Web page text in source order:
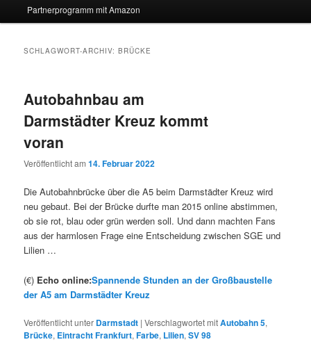
Partnerprogramm mit Amazon
SCHLAGWORT-ARCHIV:BRÜCKE
Autobahnbau am
Darmstädter Kreuz kommt
voran
Veröffentlicht am14. Februar 2022
Die Autobahnbrücke über die A5 beim Darmstädter Kreuz wird
neu gebaut. Bei der Brücke durfte man 2015 online abstimmen,
ob sie rot, blau oder grün werden soll. Und dann machten Fans
aus der harmlosen Frage eine Entscheidung zwischen SGE und
Lilien …
(€) Echo online:Spannende Stunden an der Großbaustelle
der A5 am Darmstädter Kreuz
Veröffentlicht unter Darmstadt |Verschlagwortet mitAutobahn 5,
Brücke, Eintracht Frankfurt,Farbe, Lilien,SV 98